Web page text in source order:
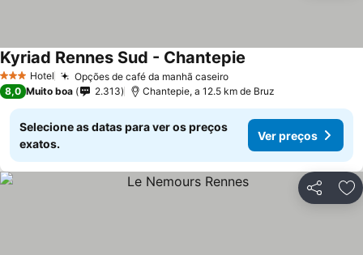
3 EstrelasHotel Opções de café da manhã caseiroVer preços
Kyriad Rennes Sud - Chantepie
8,0 Muito boa 2.313 Chantepie, a 12.5 km de Bruz
Selecione as datas para ver os preços
exatos.
Ver preços
Partilhar